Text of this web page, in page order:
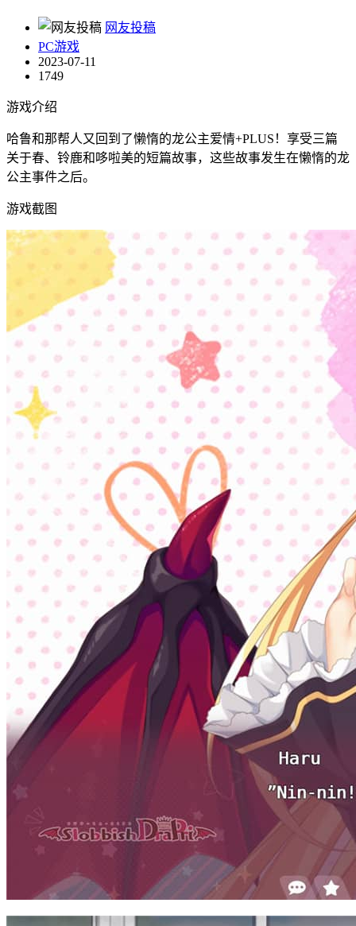
网友投稿
PC游戏
2023-07-11
1749
游戏介绍
哈鲁和那帮人又回到了懒惰的龙公主爱情+PLUS！享受三篇
关于春、铃鹿和哆啦美的短篇故事，这些故事发生在懒惰的龙
公主事件之后。
游戏截图